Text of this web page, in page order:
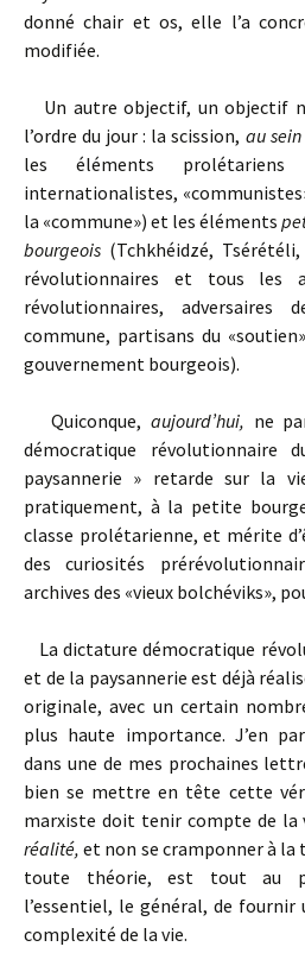
donné chair et os, elle l’a
modifiée.
Un autre objectif, un objectif
l’ordre du jour : la scission, au sein
les éléments prolétariens
internationalistes,
la «commune») et les éléments
bourgeois (Tchkhéidzé,
révolutionnaires et tous les
révolutionnaires,
commune, partisans du
gouvernement bourgeois).
Quiconque, aujourd’hui, ne
démocratique
paysannerie » retarde sur la
pratiquement, à la petite
classe prolétarienne, et mérite
des curiosités
archives des «vieux bolchéviks»,
La dictature démocratique
et de la paysannerie est déjà
originale, avec un certain
plus haute importance. J’en
dans une de mes prochaines
bien se mettre en tête cette
marxiste doit tenir compte de la
réalité,et non se cramponner à la
toute théorie, est tout au
l’essentiel, le général, de fournir
complexité de la vie.